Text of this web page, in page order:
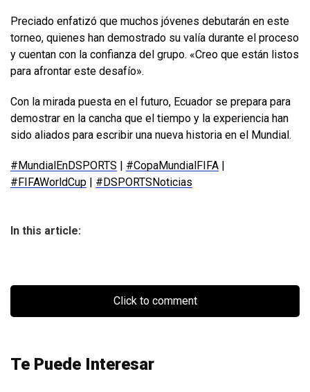
Preciado enfatizó que muchos jóvenes debutarán en este
torneo, quienes han demostrado su valía durante el proceso
y cuentan con la confianza del grupo. «Creo que están listos
para afrontar este desafío».
Con la mirada puesta en el futuro, Ecuador se prepara para
demostrar en la cancha que el tiempo y la experiencia han
sido aliados para escribir una nueva historia en el Mundial.
#MundialEnDSPORTS #CopaMundialFIFA
#FIFAWorldCup
#DSPORTSNoticias
In this article:
Click to comment
Te Puede Interesar